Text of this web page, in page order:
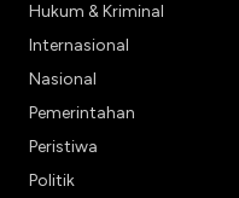
Hukum & Kriminal
Internasional
Nasional
Pemerintahan
Peristiwa
Politik